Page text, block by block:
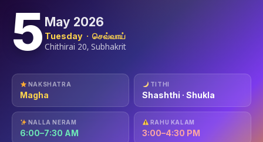
5 May 2026
Tuesday · செவ்வாய்
Chithirai 20, Subhakrit
NAKSHATRA
Magha
TITHI
Shashthi · Shukla
NALLA NERAM
6:00–7:30 AM
RAHU KALAM
3:00–4:30 PM